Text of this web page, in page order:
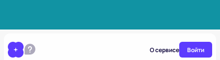
О сервисе Войти